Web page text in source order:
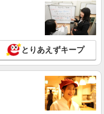
資格ゲット！住宅型有料老人
円 ＜交通費全支給(ガソリ
区
詳細を見る
とりあえずキープ